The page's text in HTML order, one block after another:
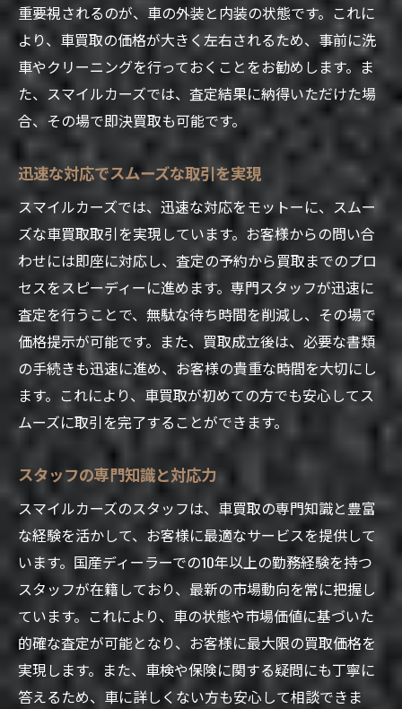
重要視されるのが、車の外装と内装の状態です。これに
より、車買取の価格が大きく左右されるため、事前に洗
車やクリーニングを行っておくことをお勧めします。ま
た、スマイルカーズでは、査定結果に納得いただけた場
合、その場で即決買取も可能です。
迅速な対応でスムーズな取引を実現
スマイルカーズでは、迅速な対応をモットーに、スムー
ズな車買取取引を実現しています。お客様からの問い合
わせには即座に対応し、査定の予約から買取までのプロ
セスをスピーディーに進めます。専門スタッフが迅速に
査定を行うことで、無駄な待ち時間を削減し、その場で
価格提示が可能です。また、買取成立後は、必要な書類
の手続きも迅速に進め、お客様の貴重な時間を大切にし
ます。これにより、車買取が初めての方でも安心してス
ムーズに取引を完了することができます。
スタッフの専門知識と対応力
スマイルカーズのスタッフは、車買取の専門知識と豊富
な経験を活かして、お客様に最適なサービスを提供して
います。国産ディーラーでの10年以上の勤務経験を持つ
スタッフが在籍しており、最新の市場動向を常に把握し
ています。これにより、車の状態や市場価値に基づいた
的確な査定が可能となり、お客様に最大限の買取価格を
実現します。また、車検や保険に関する疑問にも丁寧に
答えるため、車に詳しくない方も安心して相談できま